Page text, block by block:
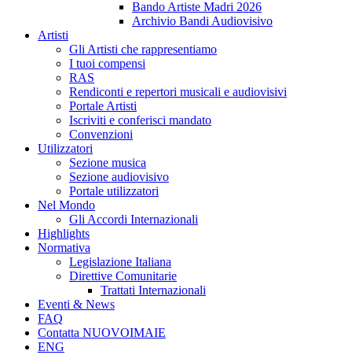
Bando Artiste Madri 2026
Archivio Bandi Audiovisivo
Artisti
Gli Artisti che rappresentiamo
I tuoi compensi
RAS
Rendiconti e repertori musicali e audiovisivi
Portale Artisti
Iscriviti e conferisci mandato
Convenzioni
Utilizzatori
Sezione musica
Sezione audiovisivo
Portale utilizzatori
Nel Mondo
Gli Accordi Internazionali
Highlights
Normativa
Legislazione Italiana
Direttive Comunitarie
Trattati Internazionali
Eventi & News
FAQ
Contatta NUOVOIMAIE
ENG